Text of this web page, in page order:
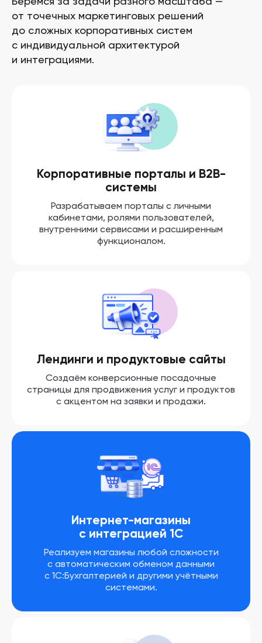
от точечных маркетинговых решений
до сложных корпоративных систем
с индивидуальной архитектурой
и интеграциями.
Корпоративные порталы и B2B-
системы
Разрабатываем порталы с личными
кабинетами, ролями пользователей,
внутренними сервисами и расширенным
функционалом.
Лендинги и продуктовые сайты
Создаём конверсионные посадочные
страницы для продвижения услуг и продуктов
с акцентом на заявки и продажи.
Интернет-магазины
с интеграцией 1С
Реализуем магазины любой сложности
с автоматическим обменом данными
с 1С:Бухгалтерией и другими учётными
системами.